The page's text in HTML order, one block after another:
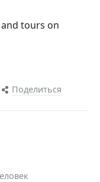
tours on
Поделиться